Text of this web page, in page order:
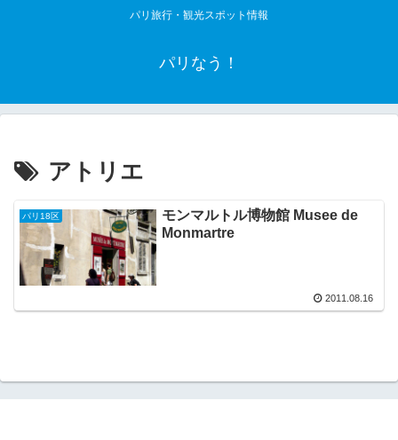
パリ旅行・観光スポット情報
パリなう！
アトリエ
パリ18区
モンマルトル博物館 Musee de
Monmartre
2011.08.16